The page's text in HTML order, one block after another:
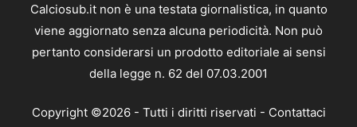
Calciosub.it non è una testata giornalistica, in quanto
viene aggiornato senza alcuna periodicità. Non può
pertanto considerarsi un prodotto editoriale ai sensi
della legge n. 62 del 07.03.2001
Copyright ©2026 - Tutti i diritti riservati - Contattaci